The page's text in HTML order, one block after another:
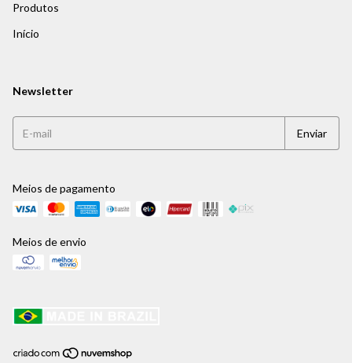
Produtos
Início
Newsletter
Meios de pagamento
Meios de envio